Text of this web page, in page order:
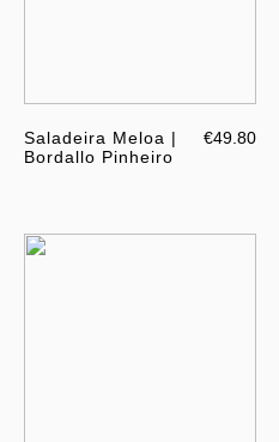
Saladeira Meloa |
Bordallo Pinheiro
€49.80